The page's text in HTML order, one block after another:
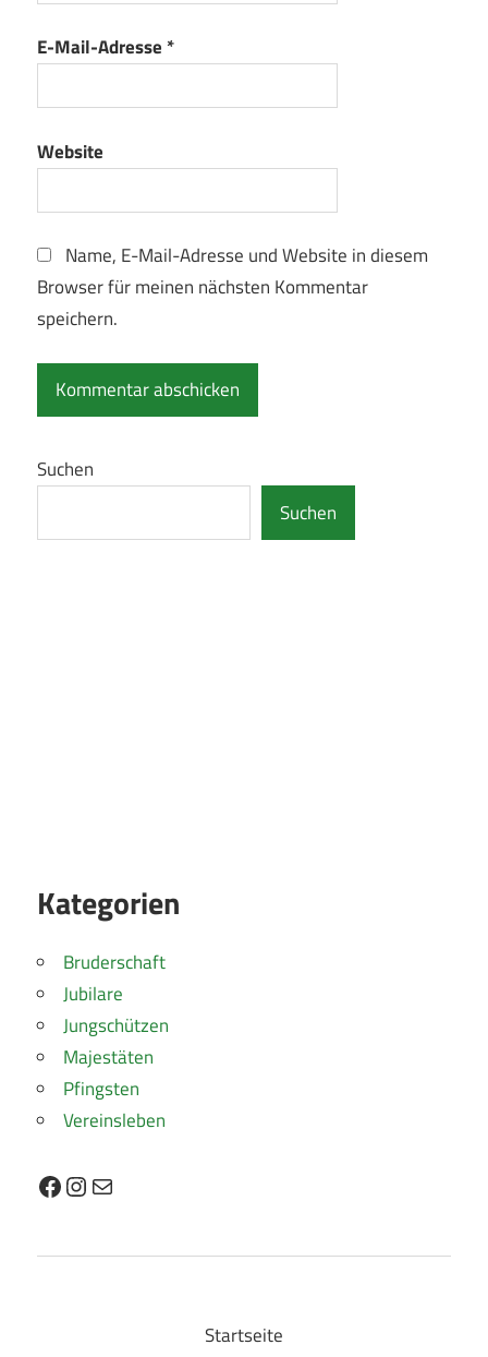
E-Mail-Adresse *
Website
Name, E-Mail-Adresse und Website in diesem
Browser für meinen nächsten Kommentar
speichern.
Suchen
Suchen
Kategorien
Bruderschaft
Jubilare
Jungschützen
Majestäten
Pfingsten
Vereinsleben
Facebook
Instagram
E-Mail
Startseite